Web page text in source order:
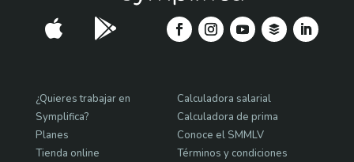
 
¿Quieres trabajar en
Symplifica?
Planes
Tienda online
Calculadora salarial
Calculadora de prima
Conoce el SMMLV
Términos y condiciones